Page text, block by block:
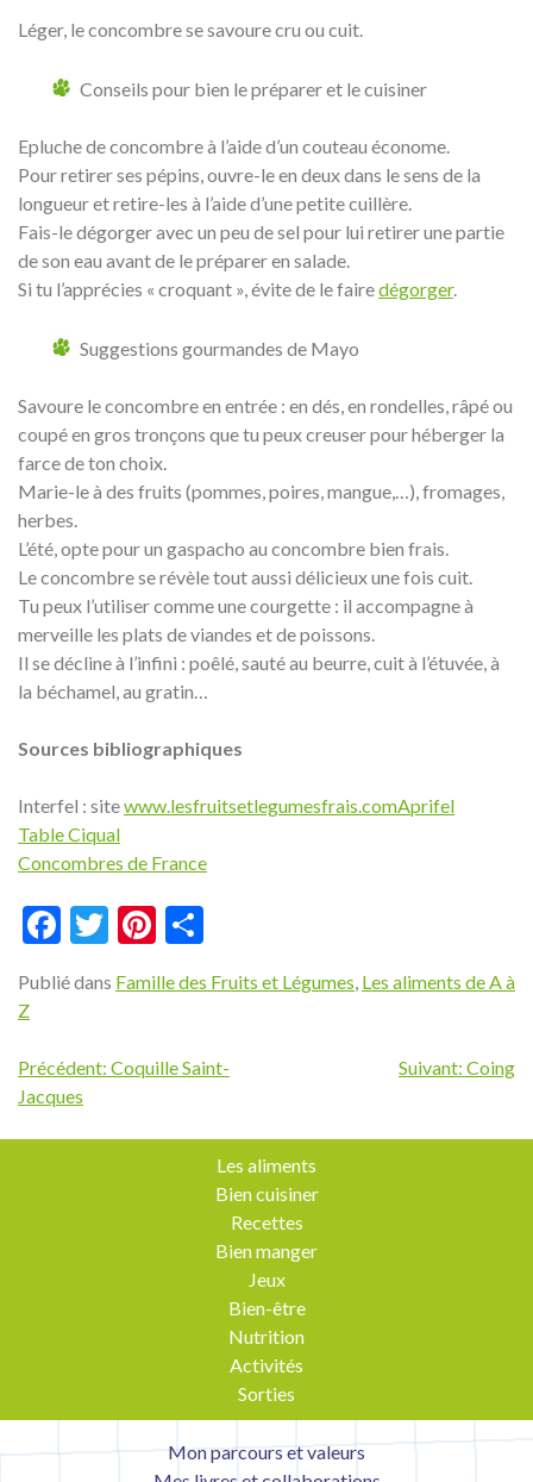
Léger, le concombre se savoure cru ou cuit.
Conseils pour bien le préparer et le cuisiner
Epluche de concombre à l’aide d’un couteau économe.
Pour retirer ses pépins, ouvre-le en deux dans le sens de la
longueur et retire-les à l’aide d’une petite cuillère.
Fais-le dégorger avec un peu de sel pour lui retirer une partie
de son eau avant de le préparer en salade.
Si tu l’apprécies « croquant », évite de le fairedégorger.
Suggestions gourmandes de Mayo
Savoure le concombre en entrée : en dés, en rondelles, râpé ou
coupé en gros tronçons que tu peux creuser pour héberger la
farce de ton choix.
Marie-le à des fruits (pommes, poires, mangue,…), fromages,
herbes.
L’été, opte pour un gaspacho au concombre bien frais.
Le concombre se révèle tout aussi délicieux une fois cuit.
Tu peux l’utiliser comme une courgette : il accompagne à
merveille les plats de viandes et de poissons.
Il se décline à l’infini : poêlé, sauté au beurre, cuit à l’étuvée, à
la béchamel, au gratin…
Sources bibliographiques
Interfel : sitewww.lesfruitsetlegumesfrais.comAprifel
Table Ciqual
Concombres de France
Facebook
TwitterPinterest
Publié dans Famille des Fruits et Légumes Les aliments de A à
Z
Navigation
de
l’article
Précédent: Coquille Saint-
Jacques
Suivant: Coing
Les aliments
Bien cuisiner
Recettes
Bien manger
Jeux
Bien-être
Nutrition
Activités
Sorties
Mon parcours et valeurs